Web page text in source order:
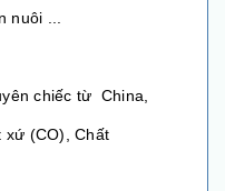
nuôi ...
chiếc từ China,
xứ (CO), Chất